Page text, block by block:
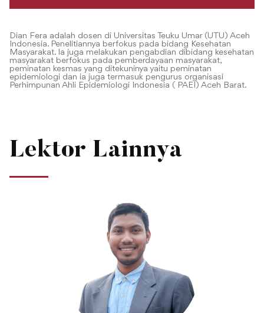
Dian Fera adalah dosen di Universitas Teuku Umar (UTU) Aceh
Indonesia. Penelitiannya berfokus pada bidang Kesehatan
Masyarakat. Ia juga melakukan pengabdian dibidang kesehatan
masyarakat berfokus pada pemberdayaan masyarakat,
peminatan kesmas yang ditekuninya yaitu peminatan
epidemiologi dan ia juga termasuk pengurus organisasi
Perhimpunan Ahli Epidemiologi Indonesia ( PAEI) Aceh Barat.
Lektor Lainnya